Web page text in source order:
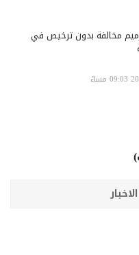
مخالفة بدون ترخيص في
الاخبار